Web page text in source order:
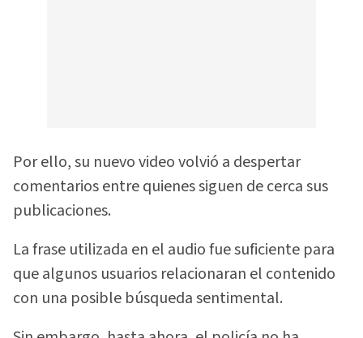
Por ello, su nuevo video volvió a despertar
comentarios entre quienes siguen de cerca sus
publicaciones.
La frase utilizada en el audio fue suficiente para
que algunos usuarios relacionaran el contenido
con una posible búsqueda sentimental.